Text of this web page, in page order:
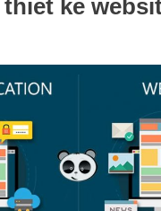
kế